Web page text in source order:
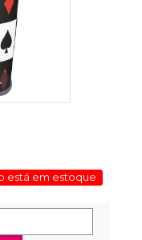
está em estoque